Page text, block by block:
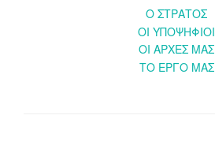
O ΣΤΡΑΤΟΣ
ΟΙ ΥΠΟΨΗΦΙΟΙ
OI ΑΡΧΕΣ ΜΑΣ
ΤΟ ΕΡΓΟ ΜΑΣ